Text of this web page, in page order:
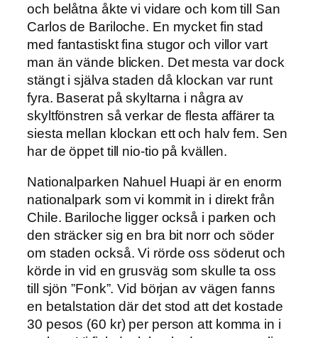
och belåtna åkte vi vidare och kom till San
Carlos de Bariloche. En mycket fin stad
med fantastiskt fina stugor och villor vart
man än vände blicken. Det mesta var dock
stängt i själva staden då klockan var runt
fyra. Baserat på skyltarna i några av
skyltfönstren så verkar de flesta affärer ta
siesta mellan klockan ett och halv fem. Sen
har de öppet till nio-tio på kvällen.
Nationalparken Nahuel Huapi är en enorm
nationalpark som vi kommit in i direkt från
Chile. Bariloche ligger också i parken och
den sträcker sig en bra bit norr och söder
om staden också. Vi rörde oss söderut och
körde in vid en grusväg som skulle ta oss
till sjön ”Fonk”. Vid början av vägen fanns
en betalstation där det stod att det kostade
30 pesos (60 kr) per person att komma in i